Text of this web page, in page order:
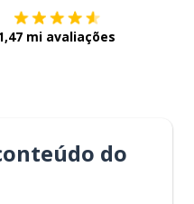
mi avaliações
do